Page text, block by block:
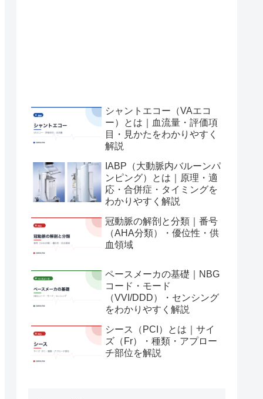
シャントエコー（VAエコ
ー）とは｜血流量・評価項
目・見かたをわかりやすく
解説
IABP（大動脈内バルーンパ
ンピング）とは｜原理・適
応・合併症・タイミングを
わかりやすく解説
冠動脈の解剖と分類｜番号
（AHA分類）・優位性・供
血領域
ペースメーカの基礎｜NBG
コード・モード
（VVI/DDD）・センシング
をわかりやすく解説
シース（PCI）とは｜サイ
ズ（Fr）・種類・アプロー
チ部位を解説